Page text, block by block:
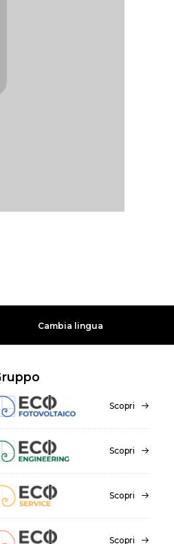
Cambia lingua
Scopri
Scopri
Scopri
Scopri